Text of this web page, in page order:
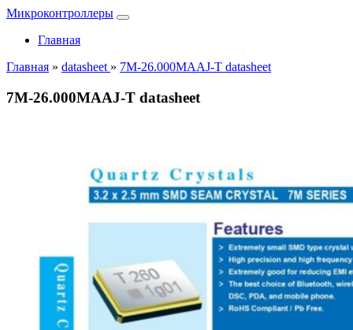
Микроконтроллеры
Главная
Главная » datasheet » 7M-26.000MAAJ-T datasheet
7M-26.000MAAJ-T datasheet